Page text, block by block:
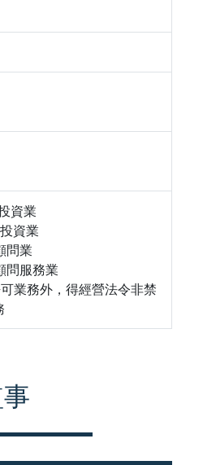
資業
資業
問業
問服務業
業務外，得經營法令非禁